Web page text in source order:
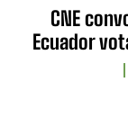
CNE
Ecuador